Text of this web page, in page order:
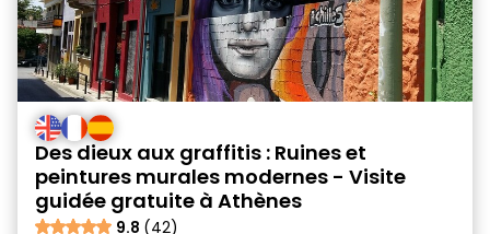
Des dieux aux graffitis : Ruines et
peintures murales modernes - Visite
guidée gratuite à Athènes
9.8 (42)